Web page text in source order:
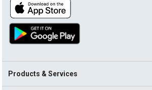
Products & Services